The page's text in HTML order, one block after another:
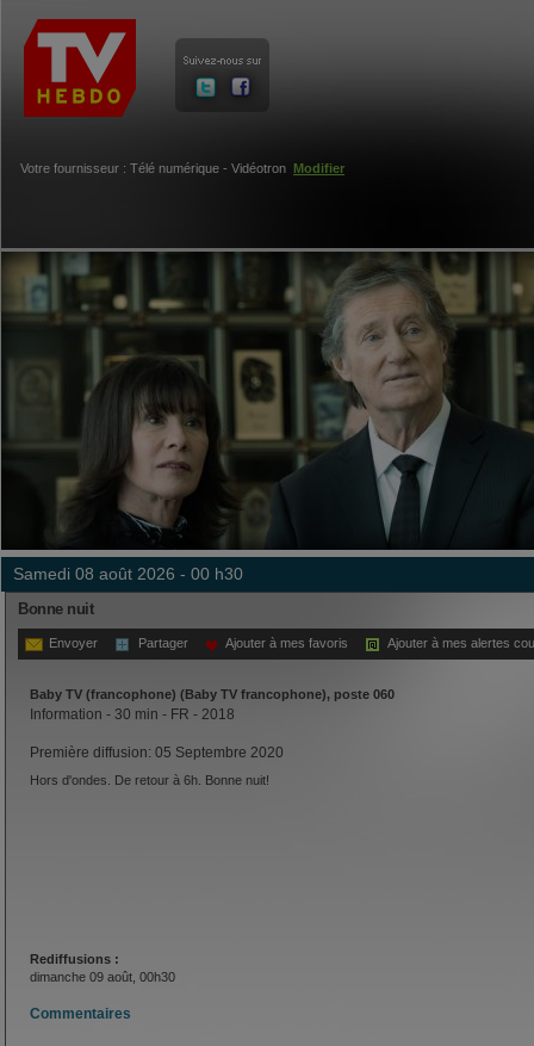
Votre fournisseur : Télé numérique - Vidéotron Modifier
samedi 08 août 2026 - 00 h30
Bonne nuit
Envoyer Partager Ajouter à mes favoris Ajouter à mes alertes
Baby TV (francophone) (Baby TV francophone), poste 060
Information - 30 min - FR - 2018
Première diffusion: 05 Septembre 2020
Hors d'ondes. De retour à 6h. Bonne nuit!
Rediffusions :
dimanche 09 août, 00h30
Commentaires